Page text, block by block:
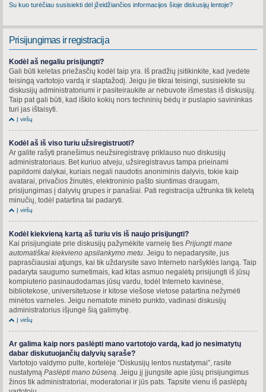
Su kuo turėčiau susisiekti dėl įžeidžiančios informacijos šioje diskusijų lentoje?
Prisijungimas ir registracija
Kodėl aš negaliu prisijungti?
Gali būti keletas priežasčių kodėl taip yra. Iš pradžių įsitikinkite, kad įvedėte
teisingą vartotojo vardą ir slaptažodį. Jeigu jie tikrai teisingi, susisiekite su
diskusijų administratoriumi ir pasiteiraukite ar nebuvote išmestas iš diskusijų.
Taip pat gali būti, kad iškilo kokių nors techninių bėdų ir puslapio savininkas
turi jas ištaisyti.
Į viršų
Kodėl aš iš viso turiu užsiregistruoti?
Ar galite rašyti pranešimus neužsiregistravę priklauso nuo diskusijų
administratoriaus. Bet kuriuo atveju, užsiregistravus tampa prieinami
papildomi dalykai, kuriais negali naudotis anoniminis dalyvis, tokie kaip
avatarai, privačios žinutės, elektroninio pašto siuntimas draugam,
prisijungimas į dalyvių grupes ir panašiai. Pati registracija užtrunka tik keletą
minučių, todėl patartina tai padaryti.
Į viršų
Kodėl kiekvieną kartą aš turiu vis iš naujo prisijungti?
Kai prisijungiate prie diskusijų pažymėkite varnelę ties Prijungti mane
automatiškai kiekvieno apsilankymo metu . Jeigu to nepadarysite, jus
paprasčiausiai atjungs, kai tik uždarysite savo Interneto naršyklės langą. Taip
padaryta saugumo sumetimais, kad kitas asmuo negalėtų prisijungti iš jūsų
kompiuterio pasinaudodamas jūsų vardu, todėl Interneto kavinėse,
bibliotekose, universitetuose ir kitose viešose vietose patartina nežymėti
minėtos varneles. Jeigu nematote minėto punkto, vadinasi diskusijų
administratorius išjungė šią galimybę.
Į viršų
Ar galima kaip nors paslėpti mano vartotojo vardą, kad jo nesimatytų
dabar diskutuojančių dalyvių sąraše?
Vartotojo valdymo pulte, kortelėje “Diskusijų lentos nustatymai”, rasite
nustatymą Paslėpti mano būseną . Jeigu jį įjungsite apie jūsų prisijungimus
žinos tik administratoriai, moderatoriai ir jūs pats. Tapsite vienu iš paslėptų